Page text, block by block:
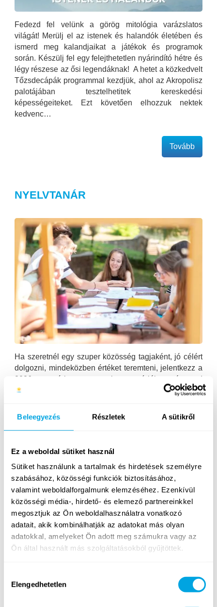
Beleegyezés Részletek A sütikről
Ez a weboldal sütiket használ
Sütiket használunk a tartalmak és hirdetések személyre
szabásához, közösségi funkciók biztosításához,
valamint weboldalforgalmunk elemzéséhez. Ezenkívül
közösségi média-, hirdető- és elemező partnereinkkel
megosztjuk az Ön weboldalhasználatra vonatkozó
adatait, akik kombinálhatják az adatokat más olyan
adatokkal, amelyeket Ön adott meg számukra vagy az
Ön által használt más szolgáltatásokból gyűjtöttek.
kiválasztása
Elengedhetetlen
Fedezd fel velünk a görög mitológia varázslatos
világát! Merülj el az istenek és halandók életében és
ismerd meg kalandjaikat a játékok és programok
során. Készülj fel egy felejthetetlen nyárindító hétre és
légy részese az ősi legendáknak! A hetet a közkedvelt
Tőzsdecápák programmal kezdjük, ahol az Akropolisz
palotájában tesztelhetitek kereskedési
képességeiteket. Ezt követően elhozzuk nektek
kedvenc…
Tovább
NYELVTANÁR
Ha szeretnél egy szuper közösség tagjaként, jó célért
dolgozni, mindeközben értéket teremteni, jelentkezz a
2026-os nyári szezon nyitott pozícióira még ma!
Nyelvtanár Munkavégzés helye: Funside Balaton tábor
FUNSIDE BALATON 2022